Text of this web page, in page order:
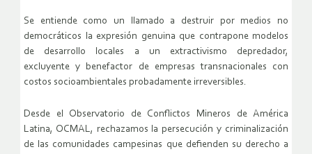
Se entiende como un llamado a destruir por medios no
democráticos la expresión genuina que contrapone modelos
de desarrollo locales a un extractivismo depredador,
excluyente y benefactor de empresas transnacionales con
costos socioambientales probadamente irreversibles.
Desde el Observatorio de Conflictos Mineros de América
Latina, OCMAL, rechazamos la persecución y criminalización
de las comunidades campesinas que defienden su derecho a